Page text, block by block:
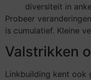
diversiteit in
Probeer
is cumulatief. Kleine
Valstrikken
Linkbuilding kent ook